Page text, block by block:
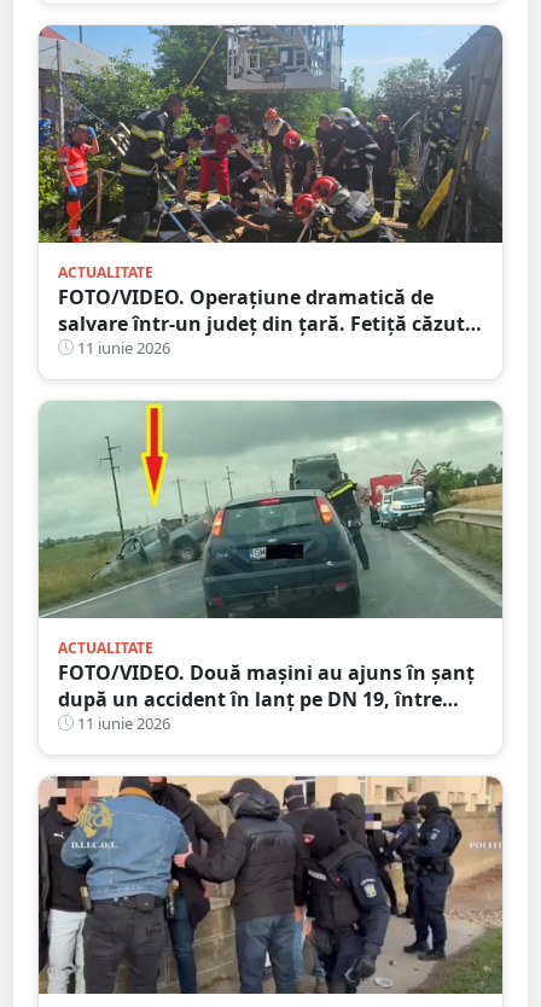
ACTUALITATE
FOTO/VIDEO. Operațiune dramatică de
salvare într-un județ din țară. Fetiță căzută
într-o fântână în lucru
11 iunie 2026
ACTUALITATE
FOTO/VIDEO. Două mașini au ajuns în șanț
după un accident în lanț pe DN 19, între
Carei și Satu Mare. Circulația a fost blocată
zeci de minute
11 iunie 2026